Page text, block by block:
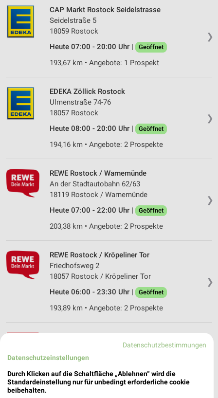
❯
CAP Markt Rostock Seidelstrasse
Seidelstraße 5
18059 Rostock
Heute 07:00 - 20:00 Uhr |
Geöffnet
193,67 km • Angebote: 1 Prospekt
❯
EDEKA Zöllick Rostock
Ulmenstraße 74-76
18057 Rostock
Heute 08:00 - 20:00 Uhr |
Geöffnet
194,16 km • Angebote: 2 Prospekte
❯
REWE Rostock / Warnemünde
An der Stadtautobahn 62/63
18119 Rostock / Warnemünde
Heute 07:00 - 22:00 Uhr |
Geöffnet
203,38 km • Angebote: 2 Prospekte
❯
REWE Rostock / Kröpeliner Tor
Friedhofsweg 2
18057 Rostock / Kröpeliner Tor
Heute 06:00 - 23:30 Uhr |
Geöffnet
193,89 km • Angebote: 2 Prospekte
18059 Rostock
Heute 07:00 - 22:00 Uhr | Geöffnet
Datenschutzbestimmungen
Datenschutzeinstellungen
Durch Klicken auf die Schaltfläche „Ablehnen“ wird die
Standardeinstellung nur für unbedingt erforderliche cookie
beibehalten.